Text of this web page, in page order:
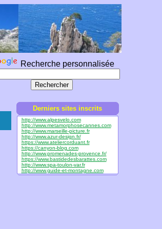
Recherche personnalisée
Derniers sites inscrits
http://www.alpesvelo.com
http://www.metamorphosecannes.com
http://www.marseille-picture.fr
http://www.azur-design.fr/
https://www.ateliercorduant.fr
https://canyon-blog.com
http://www.promenades-provence.fr/
https://www.bastidedesbarattes.com
http://www.spa-toulon-var.fr
http://www.guide-et-montagne.com